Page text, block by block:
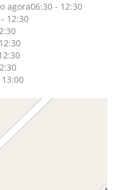
agora06:30 - 12:30
12:30